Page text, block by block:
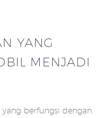
YANG
MENJADI
yang berfungsi dengan